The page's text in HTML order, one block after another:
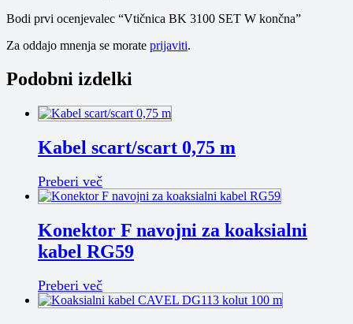
Bodi prvi ocenjevalec “Vtičnica BK 3100 SET W končna”
Za oddajo mnenja se morate prijaviti.
Podobni izdelki
Kabel scart/scart 0,75 m
Preberi več
Konektor F navojni za koaksialni
kabel RG59
Preberi več